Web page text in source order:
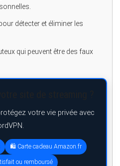
détecter et éliminer les
qui peuvent être des faux
votre vie privée avec
🛍️ Carte cadeau Amazon.fr
ou remboursé